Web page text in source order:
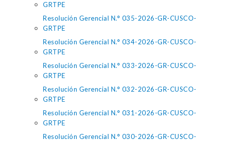
GRTPE
Resolución Gerencial N.° 035-2026-GR-CUSCO-
GRTPE
Resolución Gerencial N.° 034-2026-GR-CUSCO-
GRTPE
Resolución Gerencial N.° 033-2026-GR-CUSCO-
GRTPE
Resolución Gerencial N.° 032-2026-GR-CUSCO-
GRTPE
Resolución Gerencial N.° 031-2026-GR-CUSCO-
GRTPE
Resolución Gerencial N.° 030-2026-GR-CUSCO-